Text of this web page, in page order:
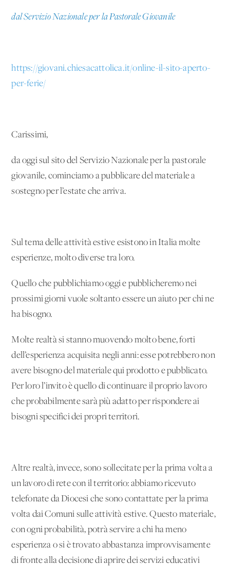
dal Servizio Nazionale per la Pastorale Giovanile
https://giovani.chiesacattolica.it/online-il-sito-aperto-
per-ferie/
Carissimi,
da oggi sul sito del Servizio Nazionale per la pastorale
giovanile, cominciamo a pubblicare del materiale a
sostegno per l’estate che arriva.
Sul tema delle attività estive esistono in Italia molte
esperienze, molto diverse tra loro.
Quello che pubblichiamo oggi e pubblicheremo nei
prossimi giorni vuole soltanto essere un aiuto per chi ne
ha bisogno.
Molte realtà si stanno muovendo molto bene, forti
dell’esperienza acquisita negli anni: esse potrebbero non
avere bisogno del materiale qui prodotto e pubblicato.
Per loro l’invito è quello di continuare il proprio lavoro
che probabilmente sarà più adatto per rispondere ai
bisogni specifici dei propri territori.
Altre realtà, invece, sono sollecitate per la prima volta a
un lavoro di rete con il territorio: abbiamo ricevuto
telefonate da Diocesi che sono contattate per la prima
volta dai Comuni sulle attività estive. Questo materiale,
con ogni probabilità, potrà servire a chi ha meno
esperienza o si è trovato abbastanza improvvisamente
di fronte alla decisione di aprire dei servizi educativi